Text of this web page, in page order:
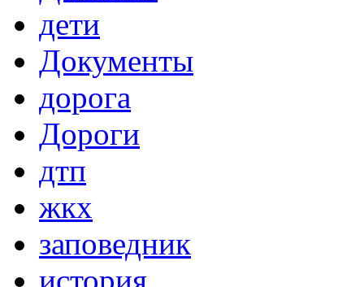
дети
Документы
дорога
Дороги
дтп
жкх
заповедник